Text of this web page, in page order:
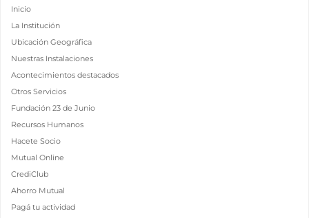
Inicio
La Institución
Ubicación Geográfica
Nuestras Instalaciones
Acontecimientos destacados
Otros Servicios
Fundación 23 de Junio
Recursos Humanos
Hacete Socio
Mutual Online
CrediClub
Ahorro Mutual
Pagá tu actividad